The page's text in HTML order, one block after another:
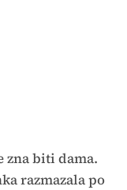
zna biti dama.
razmazala po